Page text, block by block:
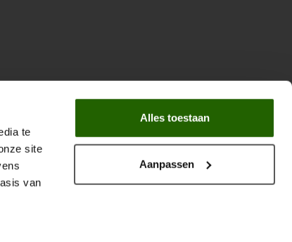
te
site
van
Alles toestaan
Aanpassen